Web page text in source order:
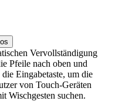
Vervollständigung
Pfeile nach oben und
Eingabetaste, um die
von Touch-Geräten
Wischgesten suchen.